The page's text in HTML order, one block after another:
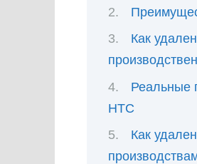
Как
Реальные
HTC
Как